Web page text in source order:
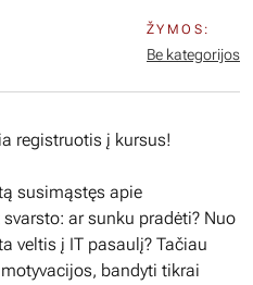
ŽYMOS:
Be kategorijos
registruotis į kursus!
susimąstęs apie
ar sunku pradėti? Nuo
veltis į IT pasaulį? Tačiau
bandyti tikrai